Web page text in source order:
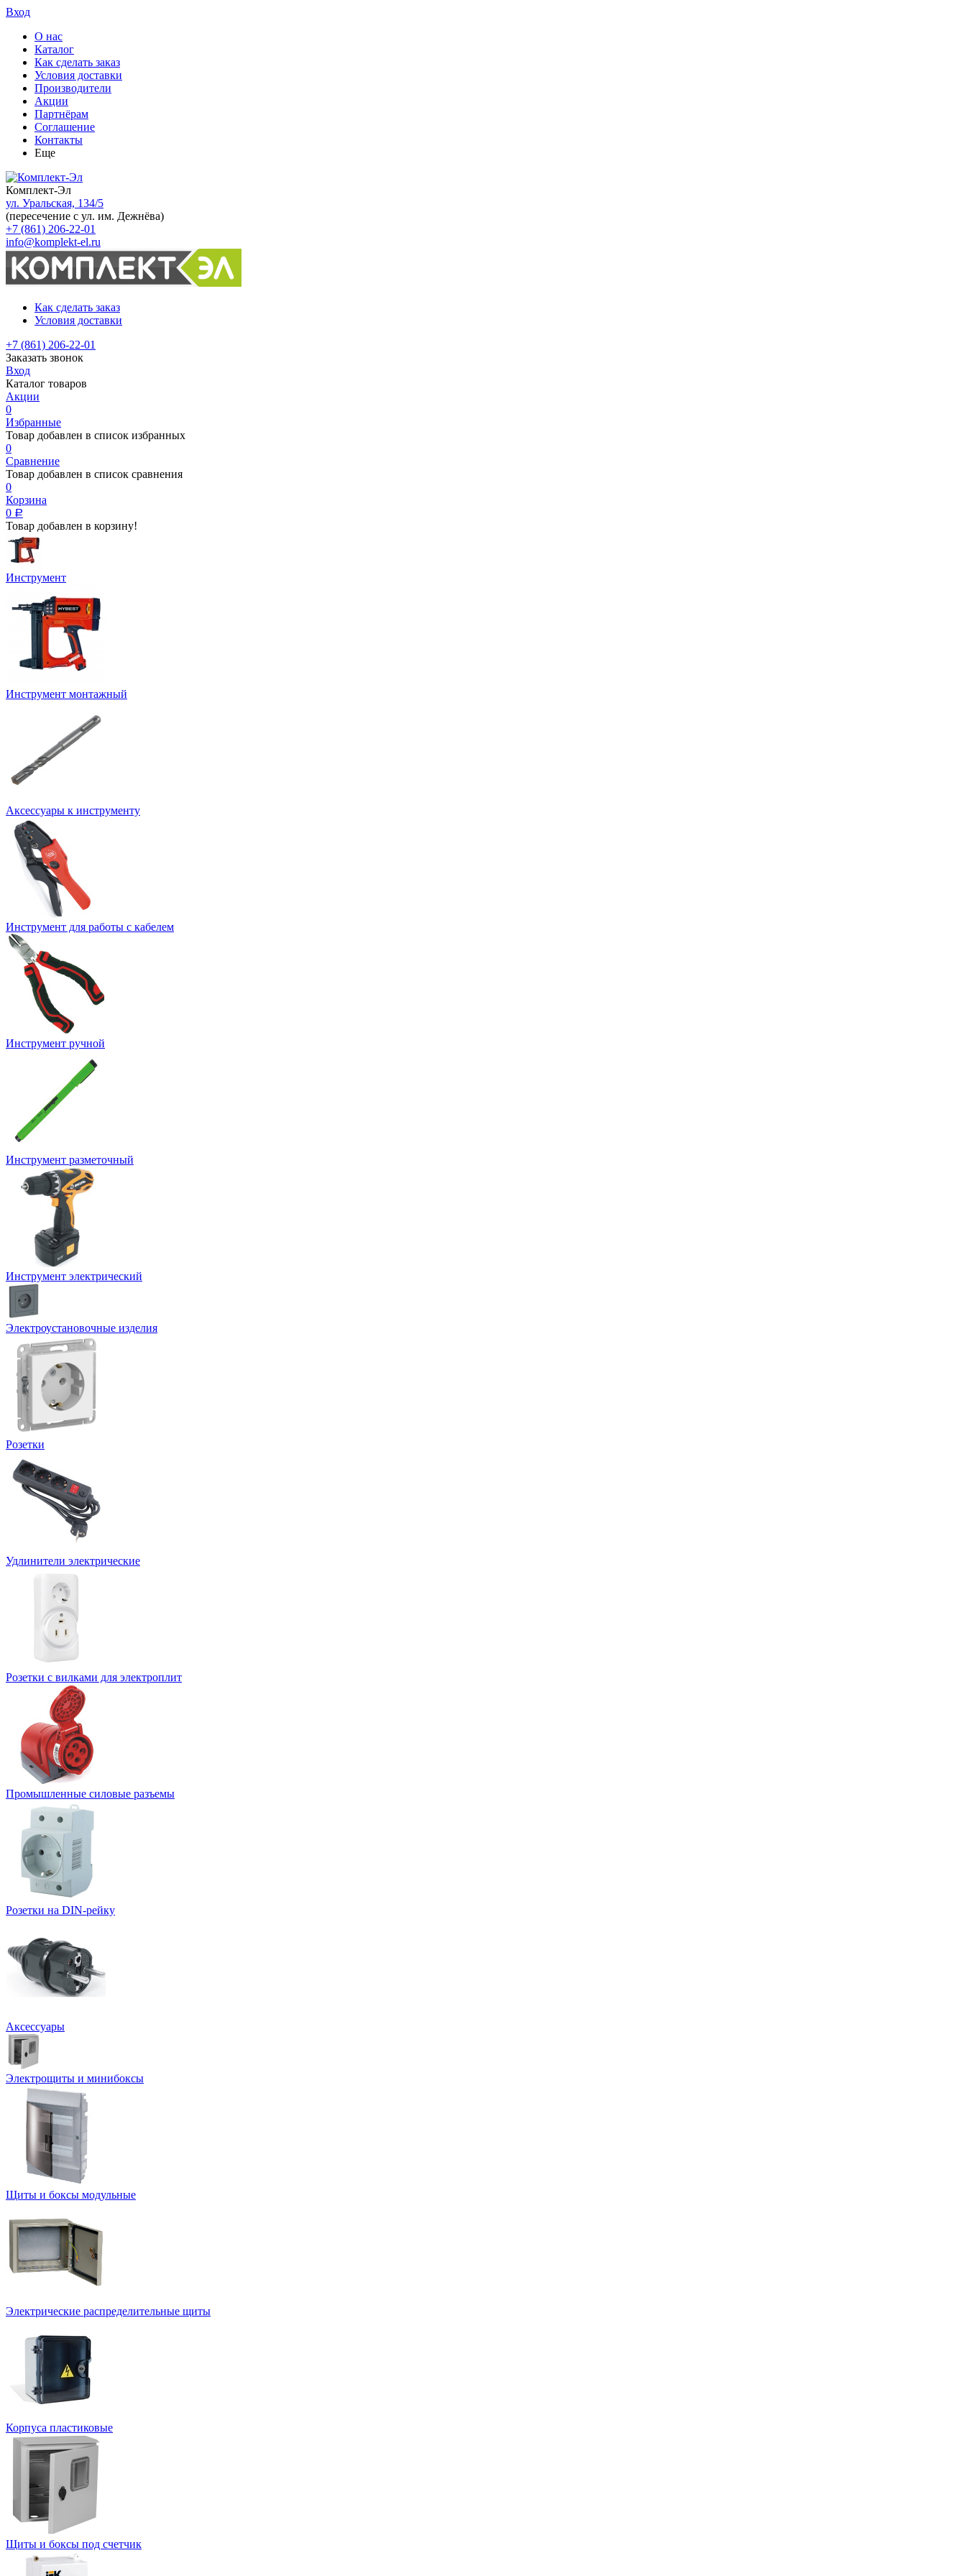
Вход
О нас
Каталог
Как сделать заказ
Условия доставки
Производители
Акции
Партнёрам
Соглашение
Контакты
Еще
Комплект-Эл
ул. Уральская, 134/5
(пересечение с ул. им. Дежнёва)
+7 (861) 206-22-01
info@komplekt-el.ru
Как сделать заказ
Условия доставки
+7 (861) 206-22-01
Заказать звонок
Вход
Каталог товаров
Акции
0
Избранные
Товар добавлен в список избранных
0
Сравнение
Товар добавлен в список сравнения
0
Корзина
0 Р
Товар добавлен в корзину!
Инструмент
Инструмент монтажный
Аксессуары к инструменту
Инструмент для работы с кабелем
Инструмент ручной
Инструмент разметочный
Инструмент электрический
Электроустановочные изделия
Розетки
Удлинители электрические
Розетки с вилками для электроплит
Промышленные силовые разъемы
Розетки на DIN-рейку
Аксессуары
Электрощиты и минибоксы
Щиты и боксы модульные
Электрические распределительные щиты
Корпуса пластиковые
Щиты и боксы под счетчик